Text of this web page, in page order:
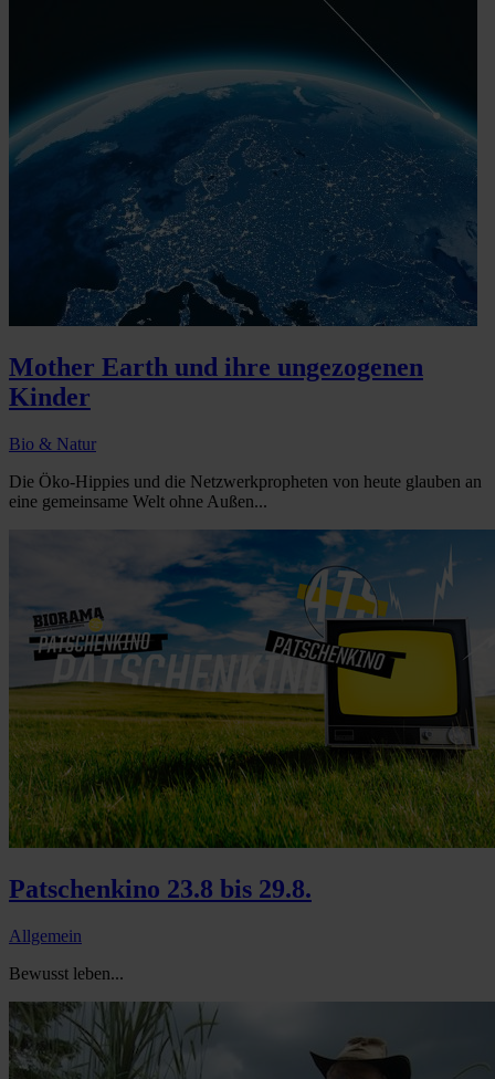
Mother Earth und ihre ungezogenen
Kinder
Bio & Natur
Die Öko-Hippies und die Netzwerkpropheten von heute glauben an
eine gemeinsame Welt ohne Außen...
Patschenkino 23.8 bis 29.8.
Allgemein
Bewusst leben...